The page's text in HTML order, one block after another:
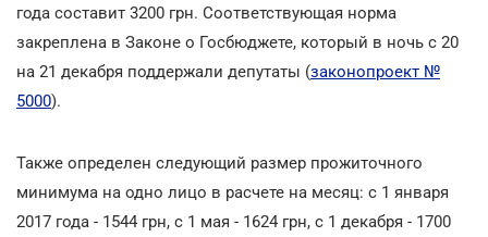
года составит 3200 грн. Соответствующая норма
закреплена в Законе о Госбюджете, который в ночь с 20
на 21 декабря поддержали депутаты (законопроект №
5000).
Также определен следующий размер прожиточного
минимума на одно лицо в расчете на месяц: с 1 января
2017 года - 1544 грн, с 1 мая - 1624 грн, с 1 декабря - 1700